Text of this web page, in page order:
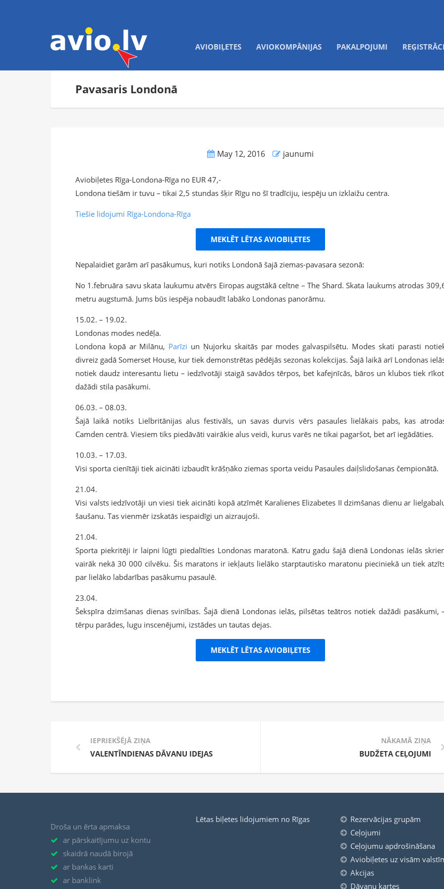
AVIOBIĻETES AVIOKOMPĀNIJAS PAKALPOJUMI
Pavasaris Londonā
May 12, 2016 jaunumi
Aviobiļetes Rīga-Londona-Rīga no EUR 47,-
Londona tiešām ir tuvu – tikai 2,5 stundas šķir Rīgu no šī tradīciju, iespēju un izklaižu centra.
Tiešie lidojumi Rīga-Londona-Rīga
MEKLĒT LĒTAS AVIOBIĻETES
Nepalaidiet garām arī pasākumus, kuri notiks Londonā šajā ziemas-pavasara sezonā:
No 1.februāra savu skata laukumu atvērs Eiropas augstākā celtne – The Shard. Skata laukums atrodas
metru augstumā. Jums būs iespēja nobaudīt labāko Londonas panorāmu.
15.02. – 19.02.
Londonas modes nedēļa.
Londona kopā ar Milānu, Parīzi un Ņujorku skaitās par modes galvaspilsētu. Modes skati parasti
divreiz gadā Somerset House, kur tiek demonstrētas pēdējās sezonas kolekcijas. Šajā laikā arī Londonas
notiek daudz interesantu lietu – iedzīvotāji staigā savādos tērpos, bet kafejnīcās, bāros un klubos tiek
dažādi stila pasākumi.
06.03. – 08.03.
Šajā laikā notiks Lielbritānijas alus festivāls, un savas durvis vērs pasaules lielākais pabs, kas
Camden centrā. Viesiem tiks piedāvāti vairākie alus veidi, kurus varēs ne tikai pagaršot, bet arī iegādāties.
10.03. – 17.03.
Visi sporta cienītāji tiek aicināti izbaudīt krāšņāko ziemas sporta veidu Pasaules daiļslidošanas čempionātā.
21.04.
Visi valsts iedzīvotāji un viesi tiek aicināti kopā atzīmēt Karalienes Elizabetes II dzimšanas dienu ar
šaušanu. Tas vienmēr izskatās iespaidīgi un aizraujoši.
21.04.
Sporta piekritēji ir laipni lūgti piedalīties Londonas maratonā. Katru gadu šajā dienā Londonas ielās
vairāk nekā 30 000 cilvēku. Šis maratons ir iekļauts lielāko starptautisko maratonu pieciniekā un tiek
par lielāko labdarības pasākumu pasaulē.
23.04.
Šekspīra dzimšanas dienas svinības. Šajā dienā Londonas ielās, pilsētas teātros notiek dažādi pasākumi,
tērpu parādes, lugu inscenējumi, izstādes un tautas dejas.
MEKLĒT LĒTAS AVIOBIĻETES
IEPRIEKŠĒJĀ ZIŅA
VALENTĪNDIENAS DĀVANU IDEJAS
NĀKAMĀ ZIŅA
BUDŽETA CEĻOJUMI
Droša un ērta apmaksa
ar pārskaitījumu uz kontu
skaidrā naudā birojā
ar bankas karti
ar banklink
Lētas biļetes lidojumiem no Rīgas
Rezervācijas grupām
Ceļojumi
Ceļojumu apdrošināšana
Aviobiļetes uz visām
Akcijas
Dāvanu kartes